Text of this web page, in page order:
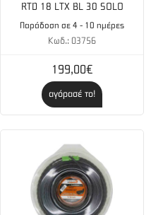
RTD 18 LTX BL 30 SOLO
Παράδοση σε 4 - 10 ημέρες
Κωδ.: 03756
199,00€
αγόρασέ το!